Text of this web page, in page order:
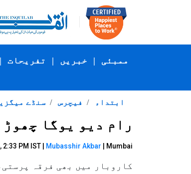
| تفریحات | خبریں | ممبئی
سنڈے فیچرس ابتداء
رام دیو یوگا
PM IST | Mubasshir Akbar | Mumbai
کاروبار میں بھی فرقہ